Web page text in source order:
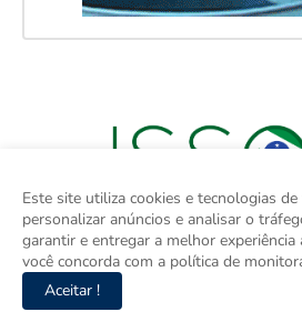
Este site utiliza cookies e tecnologias
personalizar anúncios e analisar o
garantir e entregar a melhor experiência
você concorda com a política de
Aceitar !